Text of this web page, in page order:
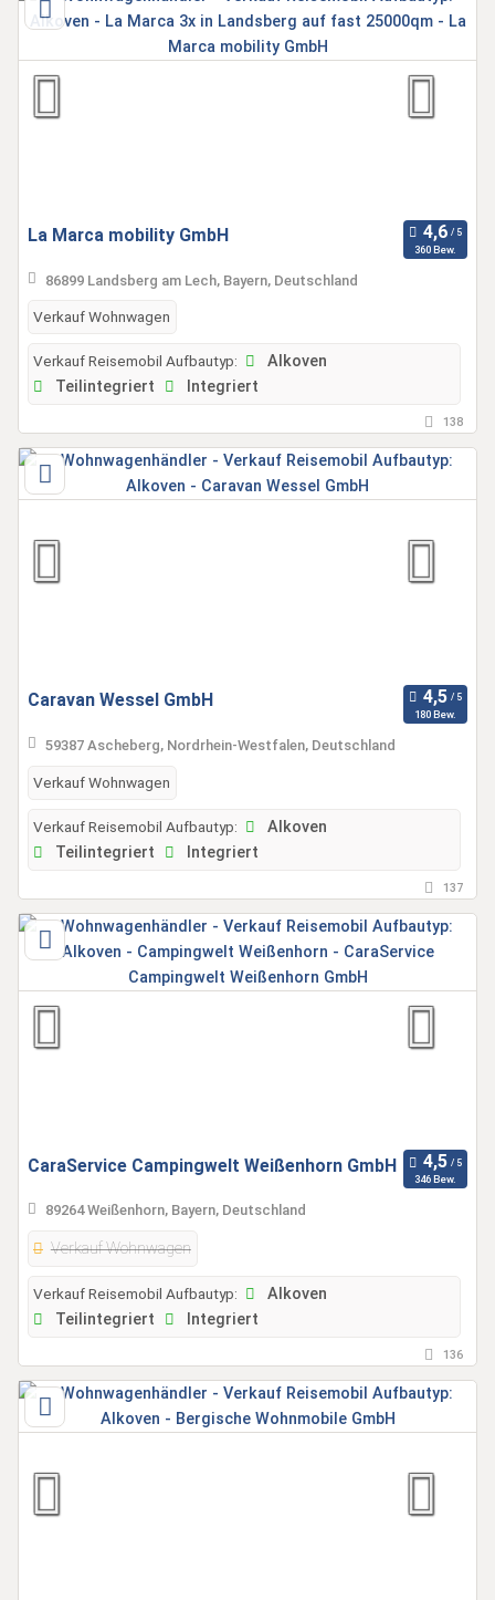
La Marca mobility GmbH
360 Bew.
86899 Landsberg am Lech, Bayern, Deutschland
Verkauf Wohnwagen
Verkauf Reisemobil Aufbautyp:
Alkoven
Teilintegriert
Integriert
138
Caravan Wessel GmbH
180 Bew.
59387 Ascheberg, Nordrhein-Westfalen, Deutschland
Verkauf Wohnwagen
Verkauf Reisemobil Aufbautyp:
Alkoven
Teilintegriert
Integriert
137
CaraService Campingwelt Weißenhorn GmbH
346 Bew.
89264 Weißenhorn, Bayern, Deutschland
Verkauf Wohnwagen
Verkauf Reisemobil Aufbautyp:
Alkoven
Teilintegriert
Integriert
136